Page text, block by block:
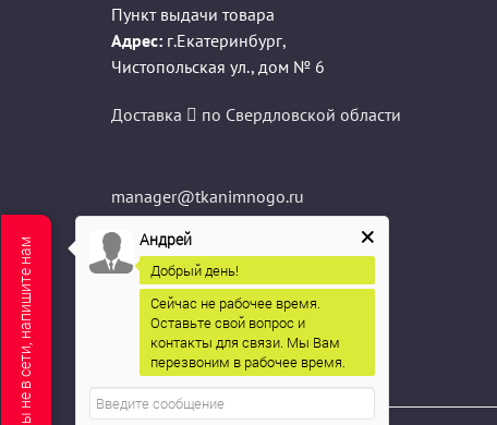
Пункт выдачи товара
Адрес: г.Екатеринбург,
Чистопольская ул., дом № 6
Доставка по Свердловской области
manager@tkanimnogo.ru
info@tkanimnogo.ru
sale@tkanimnogo.ru
Мы не в сети, напишите нам Андрей
Добрый день!
Сейчас не рабочее время.
Оставьте свой вопрос и
контакты для связи. Мы Вам
перезвоним в рабочее время.